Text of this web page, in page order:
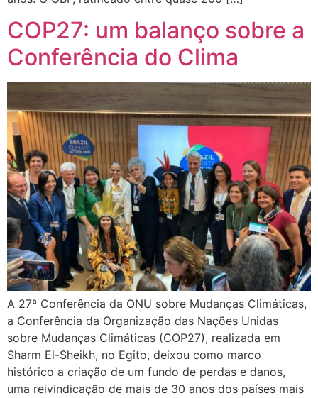
COP27: um balanço sobre a
Conferência do Clima
A 27ª Conferência da ONU sobre Mudanças Climáticas,
a Conferência da Organização das Nações Unidas
sobre Mudanças Climáticas (COP27), realizada em
Sharm El-Sheikh, no Egito, deixou como marco
histórico a criação de um fundo de perdas e danos,
uma reivindicação de mais de 30 anos dos países mais